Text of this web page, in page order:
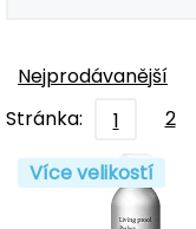
Nejprodávanější
Stránka:
1 2
Více velikostí